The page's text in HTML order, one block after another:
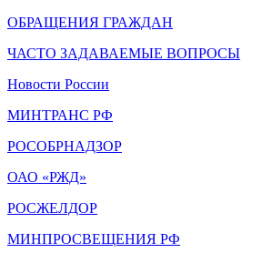
ОБРАЩЕНИЯ ГРАЖДАН
ЧАСТО ЗАДАВАЕМЫЕ ВОПРОСЫ
Новости России
МИНТРАНС РФ
РОСОБРНАДЗОР
ОАО «РЖД»
РОСЖЕЛДОР
МИНПРОСВЕЩЕНИЯ РФ